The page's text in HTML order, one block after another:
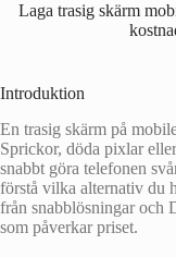
Laga trasig skärm
Introduktion
En trasig skärm på
Sprickor, döda pixlar
snabbt göra telefonen
förstå vilka alternativ du
från snabblösningar och
som påverkar priset.